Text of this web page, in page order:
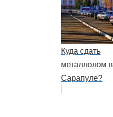
Куда сдать
металлолом в
Сарапуле?